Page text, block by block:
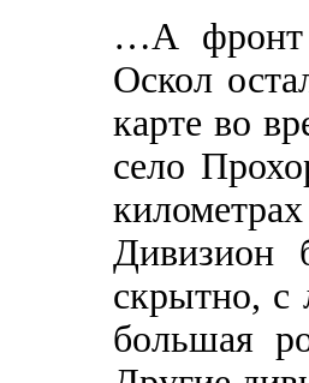
…А фронт
Оскол
карте во
село
Дивизион
скрытно, с
большая